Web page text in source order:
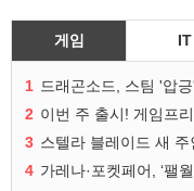
게임 IT
1 드래곤소드, 스팀 '압
2 이번 주 출시! 게임프
3
4 가레나·포켓페어, ‘팰